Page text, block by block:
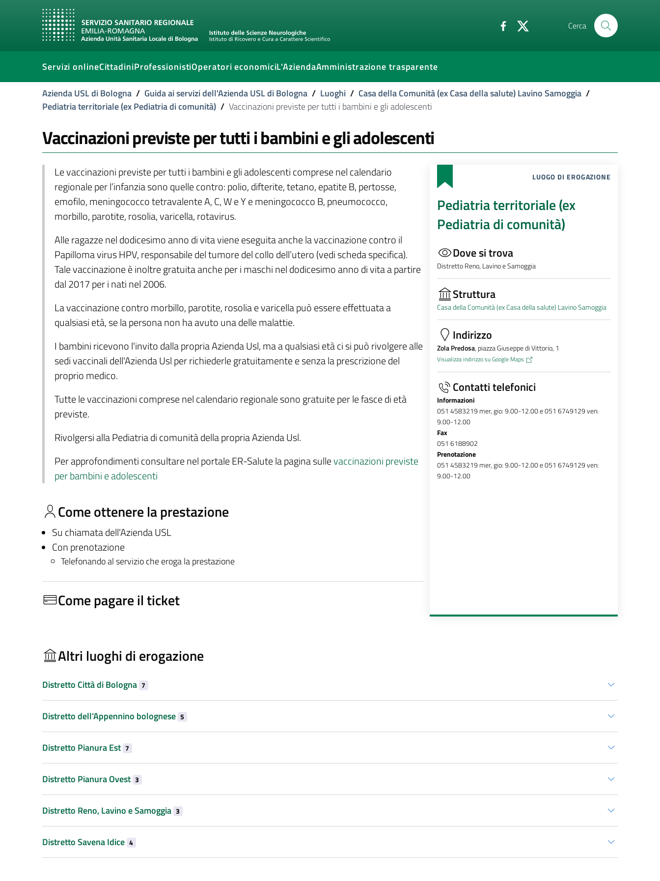
Cerca
Servizi onlineCittadiniProfessionistiOperatori economiciL'AziendaAmministrazione trasparente
Azienda USL di Bologna / Guida ai servizi dell'Azienda USL di Bologna / Luoghi / Casa della Comunità (ex Casa della salute) Lavino Samoggia /
Pediatria territoriale (ex Pediatria di comunità) / Vaccinazioni previste per tutti i bambini e gli adolescenti
Vaccinazioni previste per tutti i bambini e gli adolescenti
Le vaccinazioni previste per tutti i bambini e gli adolescenti comprese nel calendario
regionale per l’infanzia sono quelle contro: polio, difterite, tetano, epatite B, pertosse,
emofilo, meningococco tetravalente A, C, W e Y e meningococco B, pneumococco,
morbillo, parotite, rosolia, varicella, rotavirus.
Alle ragazze nel dodicesimo anno di vita viene eseguita anche la vaccinazione contro il
Papilloma virus HPV, responsabile del tumore del collo dell’utero (vedi scheda specifica).
Tale vaccinazione è inoltre gratuita anche per i maschi nel dodicesimo anno di vita a partire
dal 2017 per i nati nel 2006.
La vaccinazione contro morbillo, parotite, rosolia e varicella può essere effettuata a
qualsiasi età, se la persona non ha avuto una delle malattie.
I bambini ricevono l'invito dalla propria Azienda Usl, ma a qualsiasi età ci si può rivolgere alle
sedi vaccinali dell'Azienda Usl per richiederle gratuitamente e senza la prescrizione del
proprio medico.
Tutte le vaccinazioni comprese nel calendario regionale sono gratuite per le fasce di età
previste.
Rivolgersi alla Pediatria di comunità della propria Azienda Usl.
Per approfondimenti consultare nel portale ER-Salute la pagina sullevaccinazioni previste
per bambini e adolescenti
Come ottenere la prestazione
Su chiamata dell'Azienda USL
Con prenotazione
Telefonando al servizio che eroga la prestazione
Come pagare il ticket
LUOGO DI EROGAZIONE
Pediatria territoriale (ex
Pediatria di comunità)
Dove si trova
Distretto Reno, Lavino e Samoggia
Struttura
Casa della Comunità (ex Casa della salute) Lavino Samoggia
Indirizzo
Zola Predosa, piazza Giuseppe di Vittorio, 1
Visualizza indirizzo su Google Maps
Contatti telefonici
Informazioni
051 4583219 mer, gio: 9.00-12.00 e 051 6749129 ven:
9.00-12.00
Fax
051 6188902
Prenotazione
051 4583219 mer, gio: 9.00-12.00 e 051 6749129 ven:
9.00-12.00
Altri luoghi di erogazione
Distretto Città di Bologna 7
Distretto dell’Appennino bolognese 5
Distretto Pianura Est 7
Distretto Pianura Ovest 3
Distretto Reno, Lavino e Samoggia 3
Distretto Savena Idice 4